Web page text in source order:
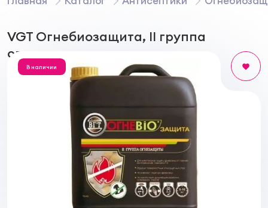
VGT Огнебиозащита, II группа
огнезащиты
В наличии